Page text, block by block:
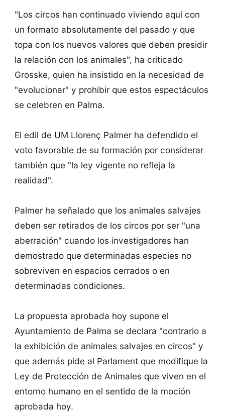
"Los circos han continuado viviendo aquí con
un formato absolutamente del pasado y que
topa con los nuevos valores que deben presidir
la relación con los animales", ha criticado
Grosske, quien ha insistido en la necesidad de
"evolucionar" y prohibir que estos espectáculos
se celebren en Palma.
El edil de UM Llorenç Palmer ha defendido el
voto favorable de su formación por considerar
también que "la ley vigente no refleja la
realidad".
Palmer ha señalado que los animales salvajes
deben ser retirados de los circos por ser "una
aberración" cuando los investigadores han
demostrado que determinadas especies no
sobreviven en espacios cerrados o en
determinadas condiciones.
La propuesta aprobada hoy supone el
Ayuntamiento de Palma se declara "contrario a
la exhibición de animales salvajes en circos" y
que además pide al Parlament que modifique la
Ley de Protección de Animales que viven en el
entorno humano en el sentido de la moción
aprobada hoy.